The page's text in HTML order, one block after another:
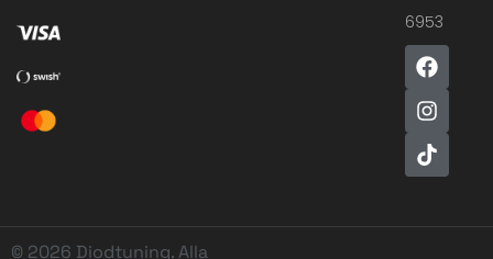
6953
© 2026 Diodtuning. Alla